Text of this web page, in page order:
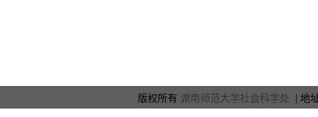
版权所有 湖南师范大学社会科学处 | 地